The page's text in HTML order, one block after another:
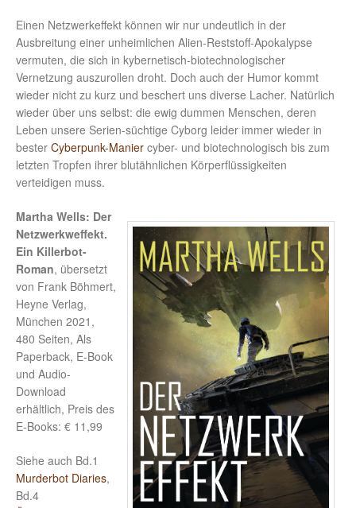
Einen Netzwerkeffekt können wir nur undeutlich in der
Ausbreitung einer unheimlichen Alien-Reststoff-Apokalypse
vermuten, die sich in kybernetisch-biotechnologischer
Vernetzung auszurollen droht. Doch auch der Humor kommt
wieder nicht zu kurz und beschert uns diverse Lacher. Natürlich
wieder über uns selbst: die ewig dummen Menschen, deren
Leben unsere Serien-süchtige Cyborg leider immer wieder in
bester Cyberpunk-Manier cyber- und biotechnologisch bis zum
letzten Tropfen ihrer blutähnlichen Körperflüssigkeiten
verteidigen muss.
Martha Wells: Der
Netzwerkweffekt.
Ein Killerbot-
Roman, übersetzt
von Frank Böhmert,
Heyne Verlag,
München 2021,
480 Seiten, Als
Paperback, E-Book
und Audio-
Download
erhältlich, Preis des
E-Books: € 11,99
Siehe auch Bd.1
Murderbot Diaries,
Bd.4